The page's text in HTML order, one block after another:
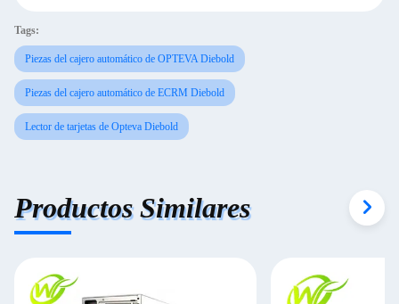
Tags:
Piezas del cajero automático de OPTEVA Diebold
Piezas del cajero automático de ECRM Diebold
Lector de tarjetas de Opteva Diebold
Productos Similares